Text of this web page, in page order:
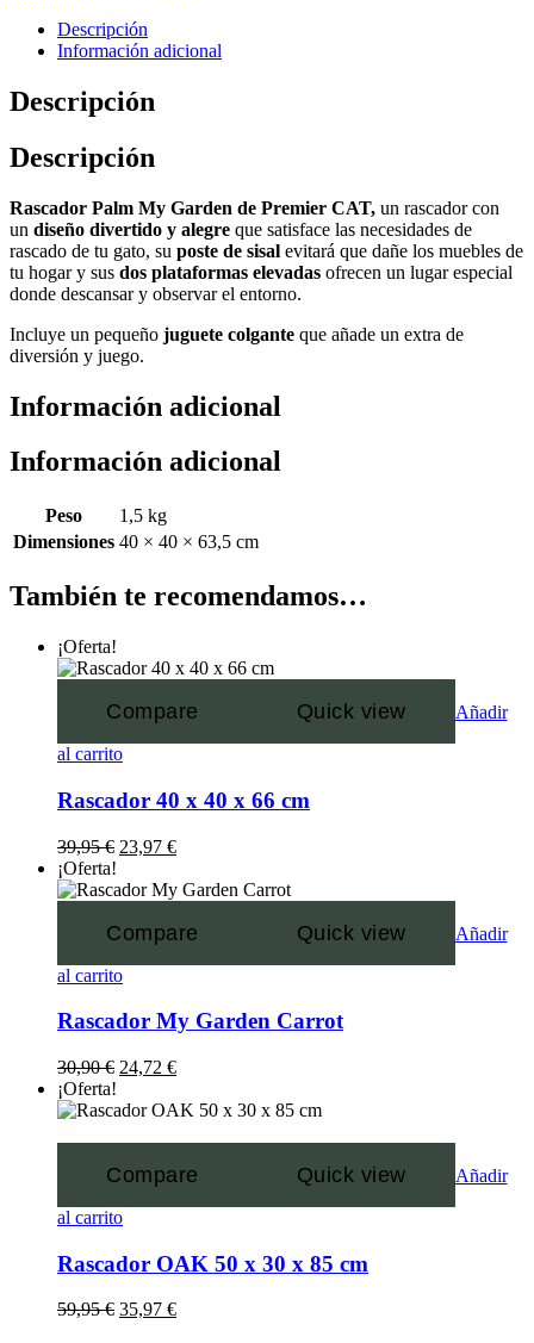
Descripción
Información adicional
Descripción
Descripción
Rascador Palm My Garden de Premier CAT, un rascador con
un diseño divertido y alegre que satisface las necesidades de
rascado de tu gato, su poste de sisal evitará que dañe los muebles de
tu hogar y sus dos plataformas elevadas ofrecen un lugar especial
donde descansar y observar el entorno.
Incluye un pequeño juguete colgante que añade un extra de
diversión y juego.
Información adicional
Información adicional
Peso
1,5 kg
Dimensiones 40 × 40 × 63,5 cm
También te recomendamos…
¡Oferta!
Compare Quick view Añadir
al carrito
Rascador 40 x 40 x 66 cm
39,95€ 23,97 €
¡Oferta!
Compare Quick view Añadir
al carrito
Rascador My Garden Carrot
30,90€ 24,72 €
¡Oferta!
Compare Quick view Añadir
al carrito
Rascador OAK 50 x 30 x 85 cm
59,95€ 35,97 €